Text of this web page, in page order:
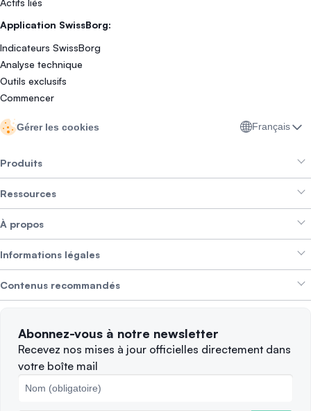
Actifs liés
Application SwissBorg:
Indicateurs SwissBorg
Analyse technique
Outils exclusifs
Commencer
Gérer les cookies Français
Produits
Smart Exchange
Crypto Bundles
Gagner des revenus
Alpha Deals
Ressources
Aide et support
Brand kit
À propos
À propos de SwissBorg
Offres d’emploi NOUS RECRUTONS
Informations légales
Politique de confidentialité
Plaintes
Politique des cookies
Contenus recommandés
Quand vendre ?
Principales blockchains
Abonnez-vous à notre newsletter
Recevez nos mises à jour officielles directement dans
votre boîte mail